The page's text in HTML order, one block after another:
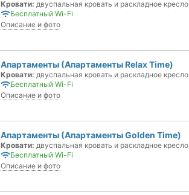
Кровати: двуспальная кровать и раскладное кресло
Бесплатный Wi-Fi
Описание и фото
Апартаменты (Апартаменты Relax Time)
Кровати: двуспальная кровать и раскладное кресло
Бесплатный Wi-Fi
Описание и фото
Апартаменты (Апартаменты Golden Time)
Кровати: двуспальная кровать и раскладное кресло
Бесплатный Wi-Fi
Описание и фото